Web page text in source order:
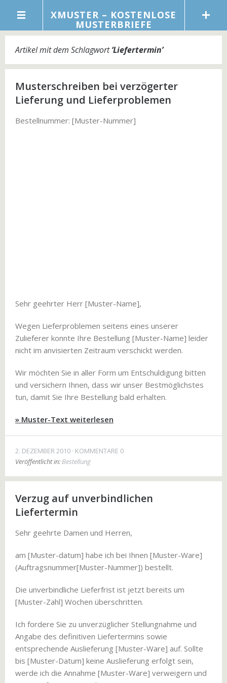
XMUSTER – KOSTENLOSE
MUSTERBRIEFE
Artikel mit dem Schlagwort‘Liefertermin’
Musterschreiben bei verzögerter
Lieferung und Lieferproblemen
Bestellnummer: [Muster-Nummer]
Sehr geehrter Herr [Muster-Name],
Wegen Lieferproblemen seitens eines unserer
Zulieferer konnte Ihre Bestellung [Muster-Name] leider
nicht im anvisierten Zeitraum verschickt werden.
Wir möchten Sie in aller Form um Entschuldigung bitten
und versichern Ihnen, dass wir unser Bestmöglichstes
tun, damit Sie Ihre Bestellung bald erhalten.
» Muster-Text weiterlesen
2. DEZEMBER 2010 KOMMENTARE 0
Veröffentlicht in:Bestellung
Verzug auf unverbindlichen
Liefertermin
Sehr geehrte Damen und Herren,
am [Muster-datum] habe ich bei Ihnen [Muster-Ware]
(Auftragsnummer[Muster-Nummer]) bestellt.
Die unverbindliche Lieferfrist ist jetzt bereits um
[Muster-Zahl] Wochen überschritten.
Ich fordere Sie zu unverzüglicher Stellungnahme und
Angabe des definitiven Liefertermins sowie
entsprechende Auslieferung [Muster-Ware] auf. Sollte
bis [Muster-Datum] keine Auslieferung erfolgt sein,
werde ich die Annahme [Muster-Ware] verweigern und